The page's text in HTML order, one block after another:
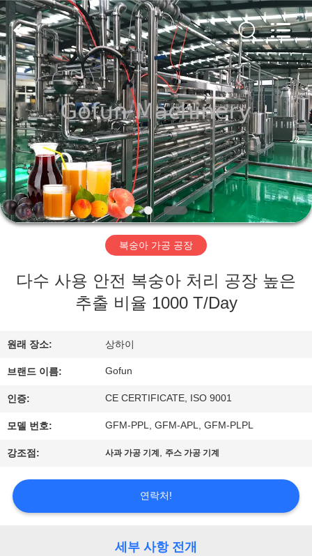
집
제
품
동
영
우
리
에
대
하
여
2019
-
2026
Shanghai
Gofun
Machinery
Co.,
Ltd..
All
Rights
Reserved.
복숭아 가공 공장
다수 사용 안전 복숭아 처리 공장 높은
추출 비율 1000 T/Day
원래 장소: 상하이
브랜드 이름: Gofun
인증: CE CERTIFICATE, ISO 9001
모델 번호: GFM-PPL, GFM-APL, GFM-PLPL
강조점: 사과 가공 기계 , 주스 가공 기계
연락처!
세부 사항 전개